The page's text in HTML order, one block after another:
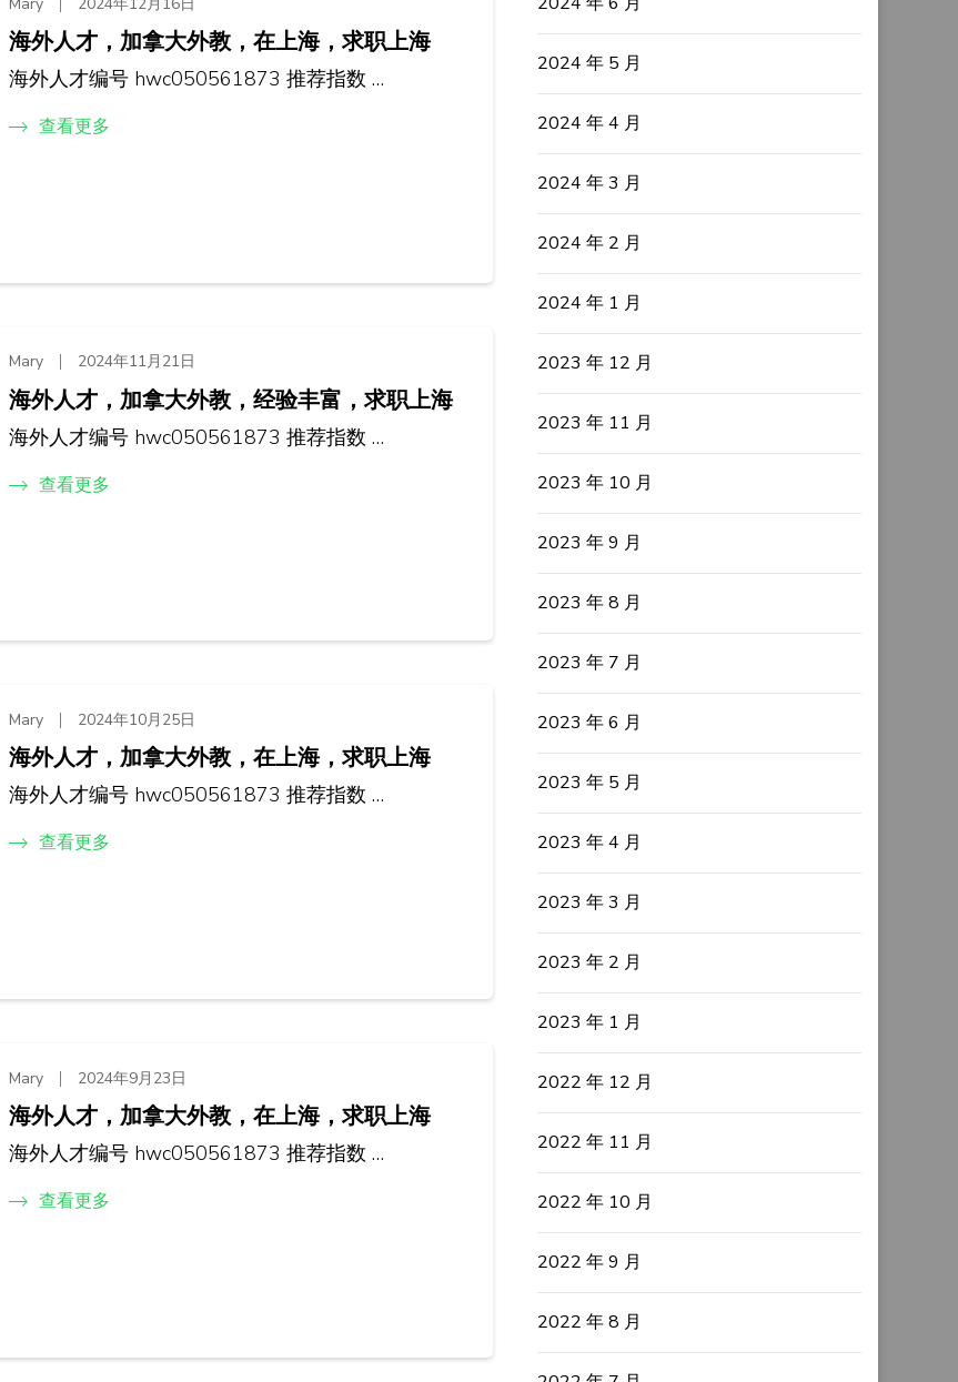
海外人才，加拿大外教，在上海，求职上海
海外人才编号 hwc050561873 推荐指数 …
查看更多
Mary 2024年11月21日
海外人才，加拿大外教，经验丰富，求职上海
海外人才编号 hwc050561873 推荐指数 …
查看更多
Mary 2024年10月25日
海外人才，加拿大外教，在上海，求职上海
海外人才编号 hwc050561873 推荐指数 …
查看更多
Mary 2024年9月23日
海外人才，加拿大外教，在上海，求职上海
海外人才编号 hwc050561873 推荐指数 …
查看更多
2024 年 5 月
2024 年 4 月
2024 年 3 月
2024 年 2 月
2024 年 1 月
2023 年 12 月
2023 年 11 月
2023 年 10 月
2023 年 9 月
2023 年 8 月
2023 年 7 月
2023 年 6 月
2023 年 5 月
2023 年 4 月
2023 年 3 月
2023 年 2 月
2023 年 1 月
2022 年 12 月
2022 年 11 月
2022 年 10 月
2022 年 9 月
2022 年 8 月